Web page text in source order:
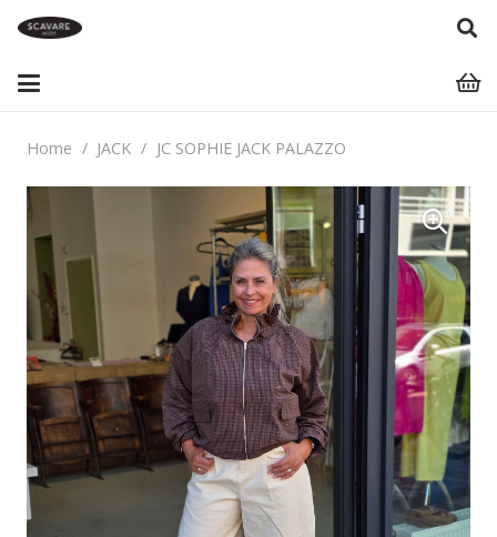
Home / JACK / JC SOPHIE JACK PALAZZO